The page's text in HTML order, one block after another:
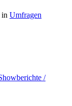
in Umfragen
/